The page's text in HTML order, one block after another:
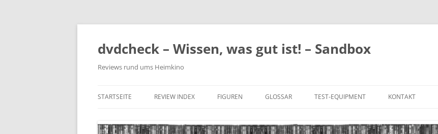
Zum
springen
dvdcheck – Wissen, was gut ist! – Sandbox
Reviews rund ums Heimkino
STARTSEITE REVIEW INDEX FIGUREN GLOSSAR TEST-EQUIPMENT KONTAKT